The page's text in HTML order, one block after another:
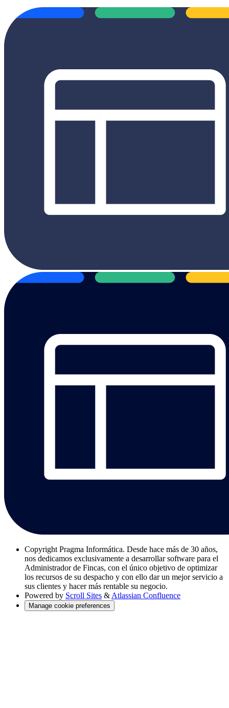
Copyright Pragma Informática. Desde hace más de 30 años,
nos dedicamos exclusivamente a desarrollar software para el
Administrador de Fincas, con el único objetivo de optimizar
los recursos de su despacho y con ello dar un mejor servicio a
sus clientes y hacer más rentable su negocio.
Powered by Scroll Sites & Atlassian Confluence
Manage cookie preferences